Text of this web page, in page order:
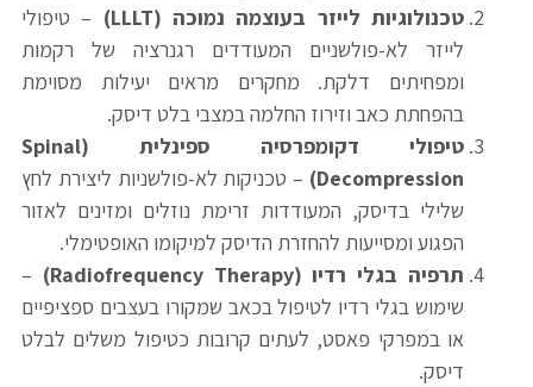
טכנולוגיות לייזר בעוצמה נמוכה (LLLT)
– טיפולי
לייזר לא-פולשניים המעודדים רגנרציה של רקמות
ומפחיתים דלקת. מחקרים מראים יעילות מסוימת
בהפחתת כאב וזירוז החלמה במצבי בלט דיסק.
טיפולי דקומפרסיה ספינלית
(Spinal
Decompression) – טכניקות לא-פולשניות ליצירת לחץ
שלילי בדיסק, המעודדות זרימת נוזלים ומזינים לאזור
הפגוע ומסייעות להחזרת הדיסק למיקומו האופטימלי.
תרפיה בגלי רדיו(Radiofrequency Therapy)
–
שימוש בגלי רדיו לטיפול בכאב שמקורו בעצבים ספציפיים
או במפרקי פאסט, לעתים קרובות כטיפול משלים לבלט
דיסק.